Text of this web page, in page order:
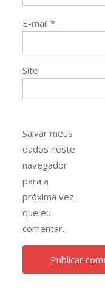
E-mail*
Site
Salvar meus
dados neste
navegador
para a
próxima vez
que eu
comentar.